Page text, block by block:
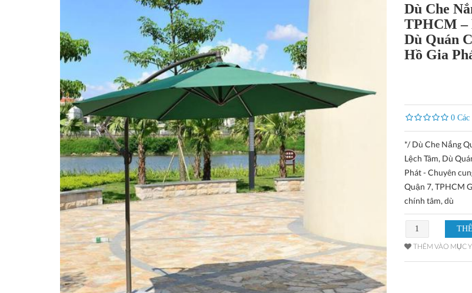
Dù Che
TPHCM –
Dù Quán
Hồ Gia
0
*/ Dù Che Nắng
Lệch Tâm, Dù
Phát - Chuyên
Quận 7, TPHCM
chính tâm, dù
THÊM VÀO MỤC